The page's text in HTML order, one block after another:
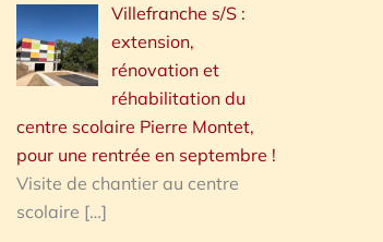
Villefranche s/S :
extension,
rénovation et
réhabilitation du
centre scolaire Pierre Montet,
pour une rentrée en septembre !
Visite de chantier au centre
scolaire […]